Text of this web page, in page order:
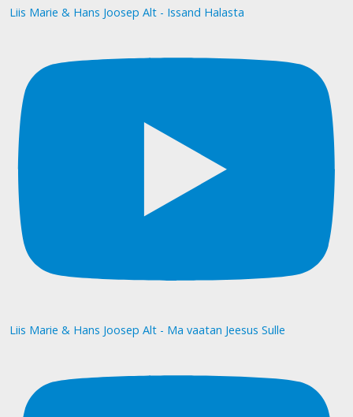
Liis Marie & Hans Joosep Alt - Issand Halasta
Liis Marie & Hans Joosep Alt - Ma vaatan Jeesus Sulle